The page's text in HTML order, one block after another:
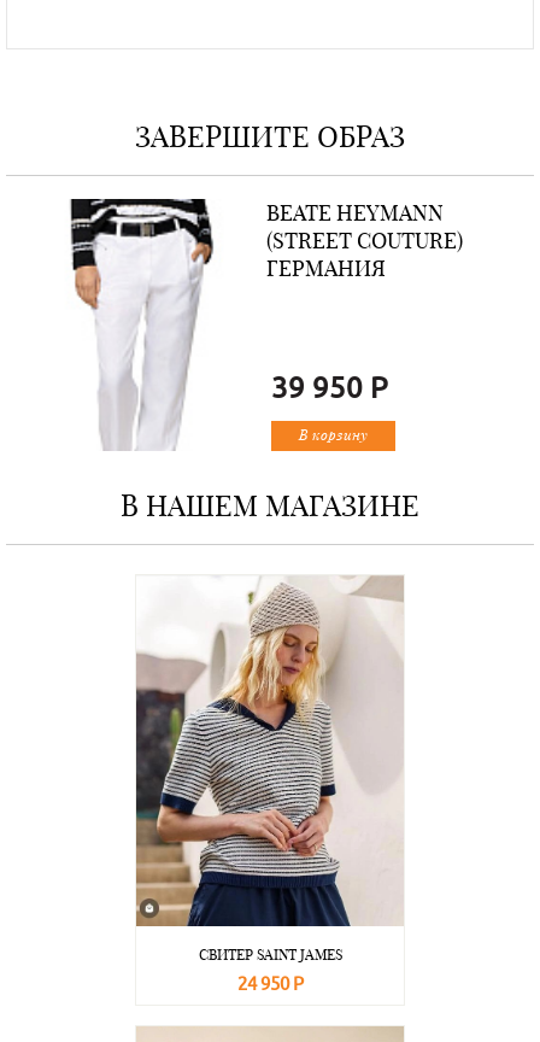
ЗАВЕРШИТЕ ОБРАЗ
BEATE НEYMANN
(STREET COUTURE)
ГЕРМАНИЯ
39 950 Р
В корзину
В НАШЕМ МАГАЗИНЕ
СВИТЕР SAINT JAMES
24 950 Р